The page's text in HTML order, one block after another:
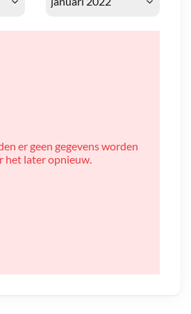
er geen gegevens worden
het later opnieuw.